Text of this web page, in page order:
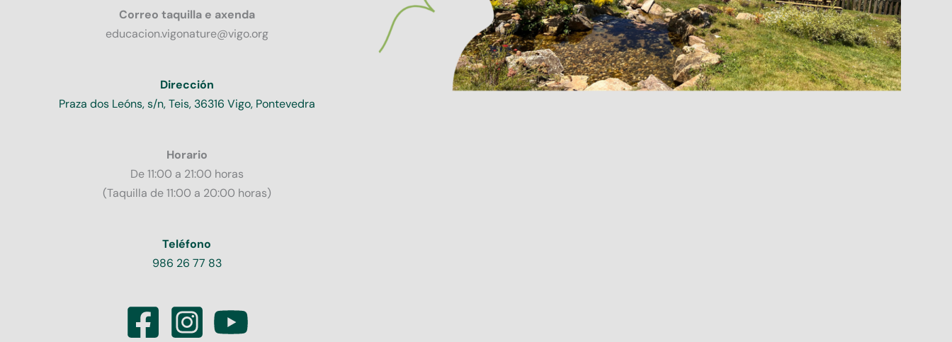
Correo taquilla e axenda
educacion.vigonature@vigo.org
Dirección
Praza dos Leóns, s/n, Teis, 36316 Vigo, Pontevedra
Horario
De 11:00 a 21:00 horas
(Taquilla de 11:00 a 20:00 horas)
Teléfono
986 26 77 83